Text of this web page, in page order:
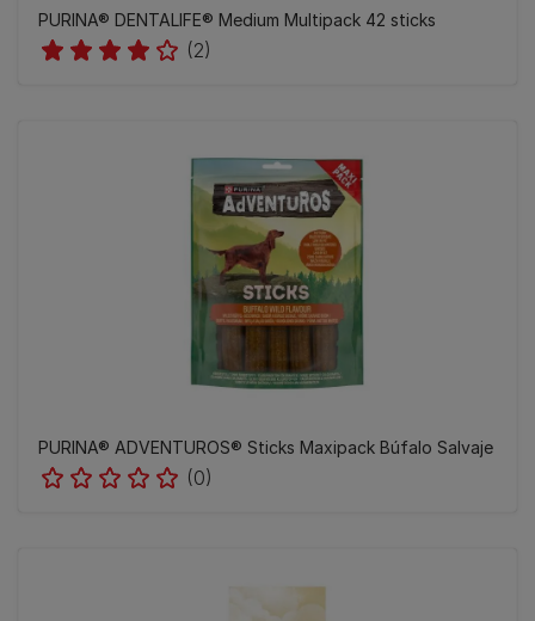
PURINA® DENTALIFE® Medium Multipack 42 sticks
(2)
PURINA® ADVENTUROS® Sticks Maxipack Búfalo Salvaje
(0)